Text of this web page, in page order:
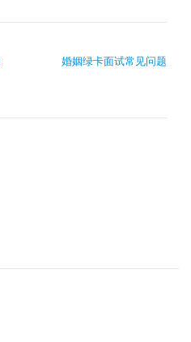
婚姻绿卡面试常见问题